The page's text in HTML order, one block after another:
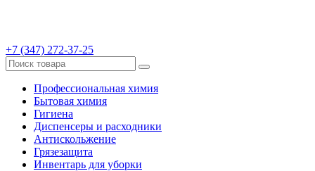
+7 (347) 272-37-25
Профессиональная химия
Бытовая химия
Гигиена
Диспенсеры и расходники
Антискольжение
Грязезащита
Инвентарь для уборки